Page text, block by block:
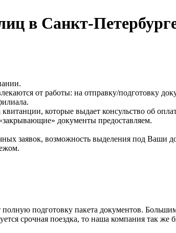
в Санкт-
от работы: на отправку/подготовку
которые выдает консульство об
документы предоставляем.
заявок, возможность выделения под Ваши
подготовку пакета документов.
срочная поездка, то наша компания так же